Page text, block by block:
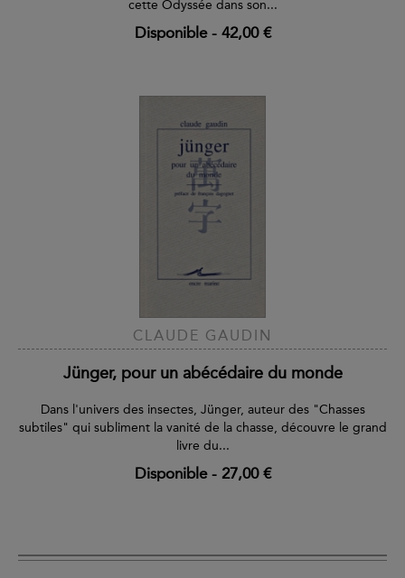
cette Odyssée dans son...
Disponible- 42,00 €
CLAUDE GAUDIN
Jünger, pour un abécédaire du monde
Dans l'univers des insectes, Jünger, auteur des "Chasses
subtiles" qui subliment la vanité de la chasse, découvre le grand
livre du...
Disponible- 27,00 €